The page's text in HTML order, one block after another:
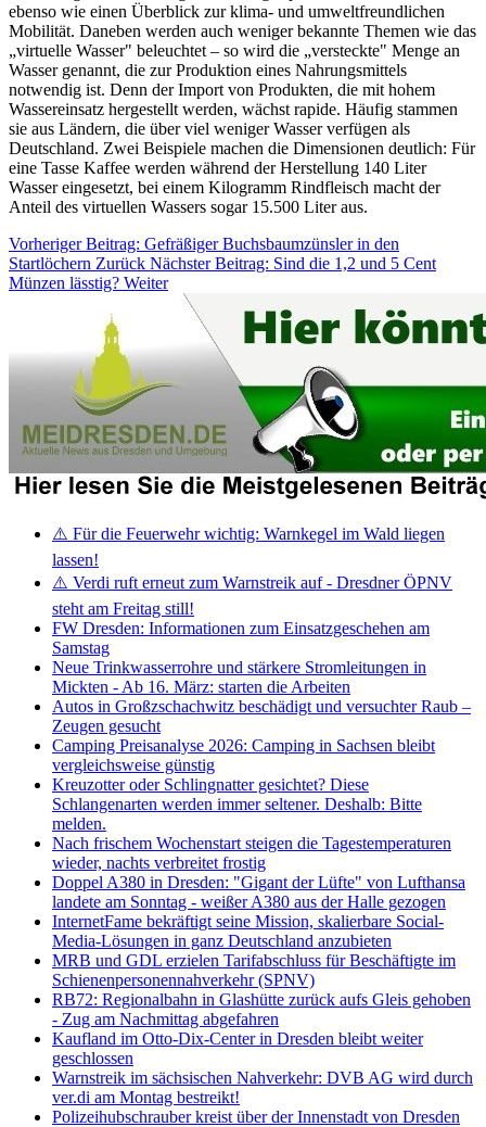
ebenso wie einen Überblick zur klima- und umweltfreundlichen
Mobilität. Daneben werden auch weniger bekannte Themen wie das
„virtuelle Wasser" beleuchtet – so wird die „versteckte" Menge an
Wasser genannt, die zur Produktion eines Nahrungsmittels
notwendig ist. Denn der Import von Produkten, die mit hohem
Wassereinsatz hergestellt werden, wächst rapide. Häufig stammen
sie aus Ländern, die über viel weniger Wasser verfügen als
Deutschland. Zwei Beispiele machen die Dimensionen deutlich: Für
eine Tasse Kaffee werden während der Herstellung 140 Liter
Wasser eingesetzt, bei einem Kilogramm Rindfleisch macht der
Anteil des virtuellen Wassers sogar 15.500 Liter aus.
Vorheriger Beitrag: Gefräßiger Buchsbaumzünsler in den
Startlöchern Zurück Nächster Beitrag: Sind die 1,2 und 5 Cent
Münzen lässtig? Weiter
⚠️ Für die Feuerwehr wichtig: Warnkegel im Wald liegen
lassen!
⚠️ Verdi ruft erneut zum Warnstreik auf - Dresdner ÖPNV
steht am Freitag still!
FW Dresden: Informationen zum Einsatzgeschehen am
Samstag
Neue Trinkwasserrohre und stärkere Stromleitungen in
Mickten - Ab 16. März: starten die Arbeiten
Autos in Großzschachwitz beschädigt und versuchter Raub –
Zeugen gesucht
Camping Preisanalyse 2026: Camping in Sachsen bleibt
vergleichsweise günstig
Kreuzotter oder Schlingnatter gesichtet? Diese
Schlangenarten werden immer seltener. Deshalb: Bitte
melden.
Nach frischem Wochenstart steigen die Tagestemperaturen
wieder, nachts verbreitet frostig
Doppel A380 in Dresden: "Gigant der Lüfte" von Lufthansa
landete am Sonntag - weißer A380 aus der Halle gezogen
InternetFame bekräftigt seine Mission, skalierbare Social-
Media-Lösungen in ganz Deutschland anzubieten
MRB und GDL erzielen Tarifabschluss für Beschäftigte im
Schienenpersonennahverkehr (SPNV)
RB72: Regionalbahn in Glashütte zurück aufs Gleis gehoben
- Zug am Nachmittag abgefahren
Kaufland im Otto-Dix-Center in Dresden bleibt weiter
geschlossen
Warnstreik im sächsischen Nahverkehr: DVB AG wird durch
ver.di am Montag bestreikt!
Polizeihubschrauber kreist über der Innenstadt von Dresden